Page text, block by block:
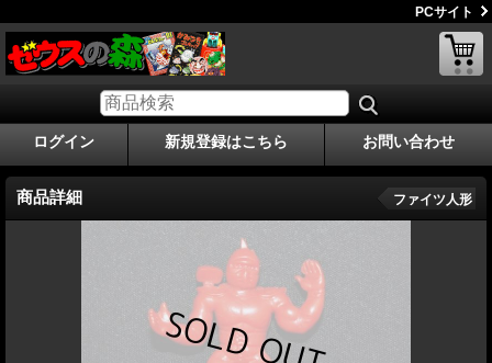
PCサイト
ログイン 新規登録はこちら お問い合わせ
商品詳細 ファイツ人形